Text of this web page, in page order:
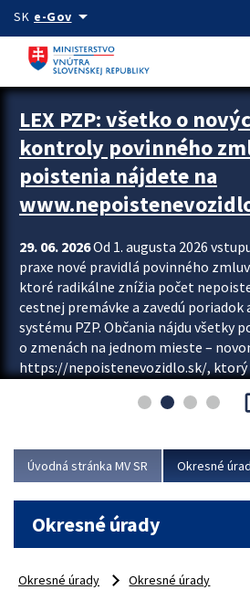
Preskocit na hlavný obsah
SK e-Govarrow_drop_down
Zastavit automatický posun upútavok
LEX PZP: všetko o
kontroly povinného
poistenia nájdete na
29. 06. 2026Od 1. augusta 2026
praxe nové pravidlá povinného
ktoré radikálne znížia počet
cestnej premávke a zavedú poriadok
systému PZP. Občania nájdu všetky
o zmenách na jednom mieste –
https://nepoistenevozidlo.sk/, ktorý
asociácie poisťovní (SLASPO) a
Viac
Úvodná stránka MV SR Okresné
Okresné úrady
Okresné úrady
Okresné úrady